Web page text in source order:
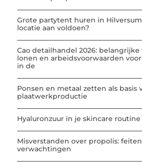
Grote partytent huren in
locatie aan voldoen?
Cao detailhandel 2026:
lonen en arbeidsvoorwaarden
in de
Ponsen en metaal zetten als basis
plaatwerkproductie
Hyaluronzuur in je skincare routine
Misverstanden over propolis:
verwachtingen